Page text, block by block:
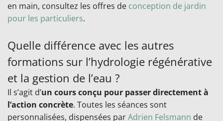
en main, consultez les offres de conception de jardin
pour les particuliers.
Quelle différence avec les autres
formations sur l’hydrologie régénérative
et la gestion de l’eau ?
Il s’agit d’un cours conçu pour passer directement à
l’action concrète. Toutes les séances sont
personnalisées, dispensées parAdrien Felsmann de